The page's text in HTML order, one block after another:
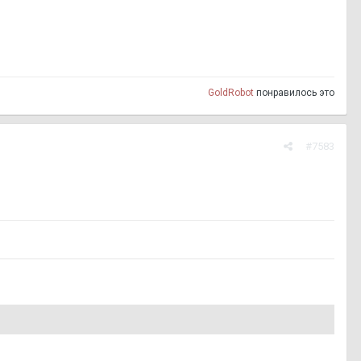
GoldRobot понравилось это
#7583